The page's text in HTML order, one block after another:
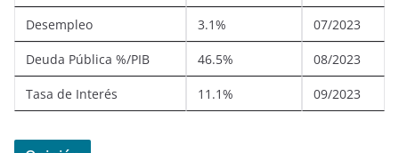
Desempleo 3.1% 07/2023
Deuda Pública %/PIB 46.5% 08/2023
Tasa de Interés 11.1% 09/2023